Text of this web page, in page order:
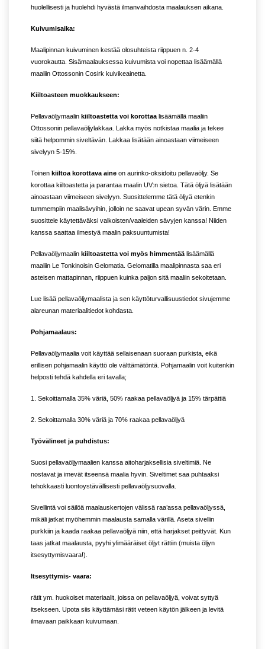
huolellisesti ja huolehdi hyvästä ilmanvaihdosta maalauksen aikana.
Kuivumisaika:
Maalipinnan kuivuminen kestää olosuhteista riippuen n. 2-4
vuorokautta. Sisämaalauksessa kuivumista voi nopettaa lisäämällä
maaliin Ottossonin Cosirk kuivikeainetta.
Kiiltoasteen muokkaukseen:
Pellavaöljymaalin kiiltoastetta voi korottaa lisäämällä maaliin
Ottossonin pellavaöljylakkaa. Lakka myös notkistaa maalia ja tekee
siitä helpommin siveltävän. Lakkaa lisätään ainoastaan viimeiseen
sivelyyn 5-15%.
Toinen kiiltoa korottava aine on aurinko-oksidoitu pellavaöljy. Se
korottaa kiiltoastetta ja parantaa maalin UV:n sietoa. Tätä öljyä lisätään
ainoastaan viimeiseen sivelyyn. Suosittelemme tätä öljyä etenkin
tummempiin maalisävyihin, jolloin ne saavat upean syvän värin. Emme
suosittele käytettäväksi valkoisten/vaaleiden sävyjen kanssa! Niiden
kanssa saattaa ilmestyä maalin paksuuntumista!
Pellavaöljymaalin kiiltoastetta voi myös himmentää lisäämällä
maaliin Le Tonkinoisin Gelomatia. Gelomatilla maalipinnasta saa eri
asteisen mattapinnan, riippuen kuinka paljon sitä maaliin sekoitetaan.
Lue lisää pellavaöljymaalista ja sen käyttöturvallisuustiedot sivujemme
alareunan materiaalitiedot kohdasta.
Pohjamaalaus:
Pellavaöljymaalia voit käyttää sellaisenaan suoraan purkista, eikä
erillisen pohjamaalin käyttö ole välttämätöntä. Pohjamaalin voit kuitenkin
helposti tehdä kahdella eri tavalla;
1. Sekoittamalla 35% väriä, 50% raakaa pellavaöljyä ja 15% tärpättiä
2. Sekoittamalla 30% väriä ja 70% raakaa pellavaöljyä
Työvälineet ja puhdistus:
Suosi pellavaöljymaalien kanssa aitoharjaksellisia siveltimiä. Ne
nostavat ja imevät itseensä maalia hyvin. Siveltimet saa puhtaaksi
tehokkaasti luontoystävällisesti pellavaöljysuovalla.
Sivellintä voi säilöä maalauskertojen välissä raa’assa pellavaöljyssä,
mikäli jatkat myöhemmin maalausta samalla värillä. Aseta sivellin
purkkiin ja kaada raakaa pellavaöljyä niin, että harjakset peittyvät. Kun
taas jatkat maalausta, pyyhi ylimääräiset öljyt rättiin (muista öljyn
itsesyttymisvaara!).
Itsesyttymis- vaara:
rätit ym. huokoiset materiaalit, joissa on pellavaöljyä, voivat syttyä
itsekseen. Upota siis käyttämäsi rätit veteen käytön jälkeen ja levitä
ilmavaan paikkaan kuivumaan.